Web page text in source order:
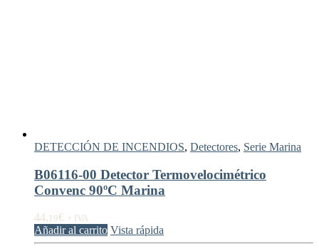
DETECCIÓN DE INCENDIOS, Detectores, Serie Marina
B06116-00 Detector Termovelocimétrico
Convenc 90ºC Marina
44, 19€ + IVA
Añadir al carrito Vista rápida